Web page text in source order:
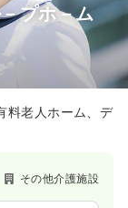
プホ－ム
料老人ホーム、デ
その他介護施設